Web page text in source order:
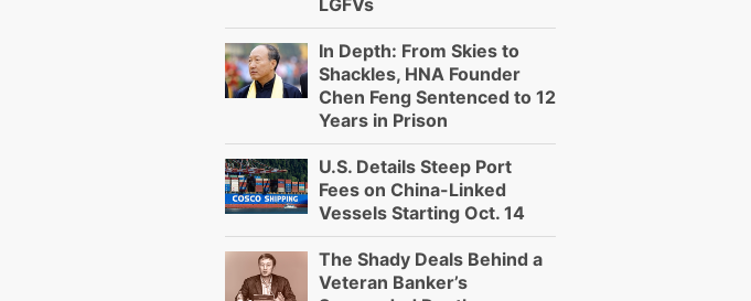
LGFVs
In Depth: From Skies to
Shackles, HNA Founder
Chen Feng Sentenced to 12
Years in Prison
U.S. Details Steep Port
Fees on China-Linked
Vessels Starting Oct. 14
The Shady Deals Behind a
Veteran Banker’s